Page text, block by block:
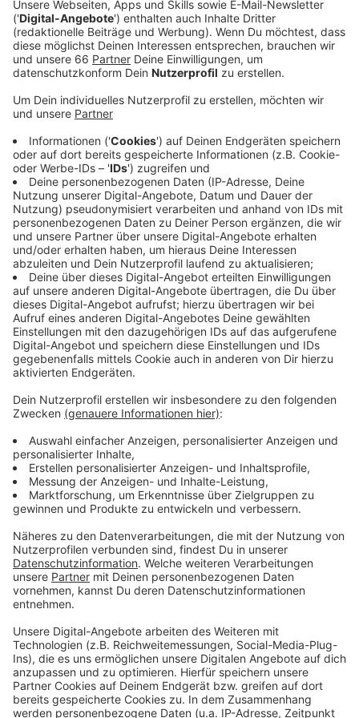
Das geht den Zahlen hervor, die wir von der Stadt
bekommen haben.
Veröffentlicht:Dienstag, 08.02.2022 14:51
Anzeige
Kontaktbeschränkungen, Masken tragen, Abstand
halten, geschlossene Schulen und Kitas - uns wurde
und wird in Pandemiezeiten einiges abverlangt. Dafür
ist aber die Zahl der Erkrankungen, die die Atemwege
betreffen und die durch Aerosole verbreitet werden
von 2019 bis 2021 deutlich runtergegangen. Magen-
Darm-Erkrankungen zum Beispiel von über 720
gemeldeten Fällen auf rund 390. Windpocken von 215
auf 28. Vor drei Jahren gab es noch fast 1100
Influenza-Fälle, letztes Jahr wurden nur acht
gemeldet.
Anzeige
Weitere Infos und Links zum Thema
Anzeige
Unsere Corona-Sonderseite mit Live-Ticker und
Podcast
Ab sofort impfen auch Apotheken in Düsseldorf
Die Corona-Infos der Stadt Düsseldorf
Hier informiert das RKI zum Thema Corona
Anzeige